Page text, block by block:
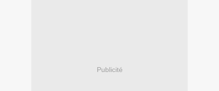
Publicité